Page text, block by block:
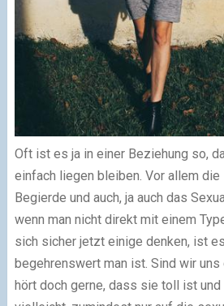
Oft ist es ja in einer Beziehung so,
einfach liegen bleiben. Vor allem
Begierde und auch, ja auch das
wenn man nicht direkt mit einem
sich sicher jetzt einige denken, ist
begehrenswert man ist. Sind wir uns
hört doch gerne, dass sie toll ist und